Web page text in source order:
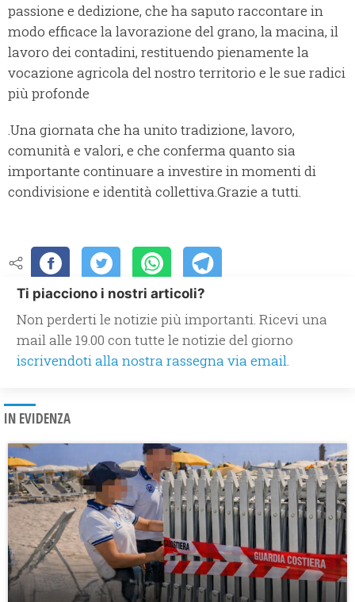
passione e dedizione, che ha saputo raccontare in
modo efficace la lavorazione del grano, la macina, il
lavoro dei contadini, restituendo pienamente la
vocazione agricola del nostro territorio e le sue radici
più profonde
.Una giornata che ha unito tradizione, lavoro,
comunità e valori, e che conferma quanto sia
importante continuare a investire in momenti di
condivisione e identità collettiva.Grazie a tutti.
Ti piacciono i nostri articoli?
Non perderti le notizie più importanti. Ricevi una
mail alle 19.00 con tutte le notizie del giorno
iscrivendoti alla nostra rassegna via email.
IN EVIDENZA